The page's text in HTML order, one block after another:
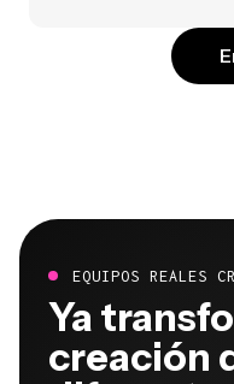
EQUIPOS REALES
Ya
creación